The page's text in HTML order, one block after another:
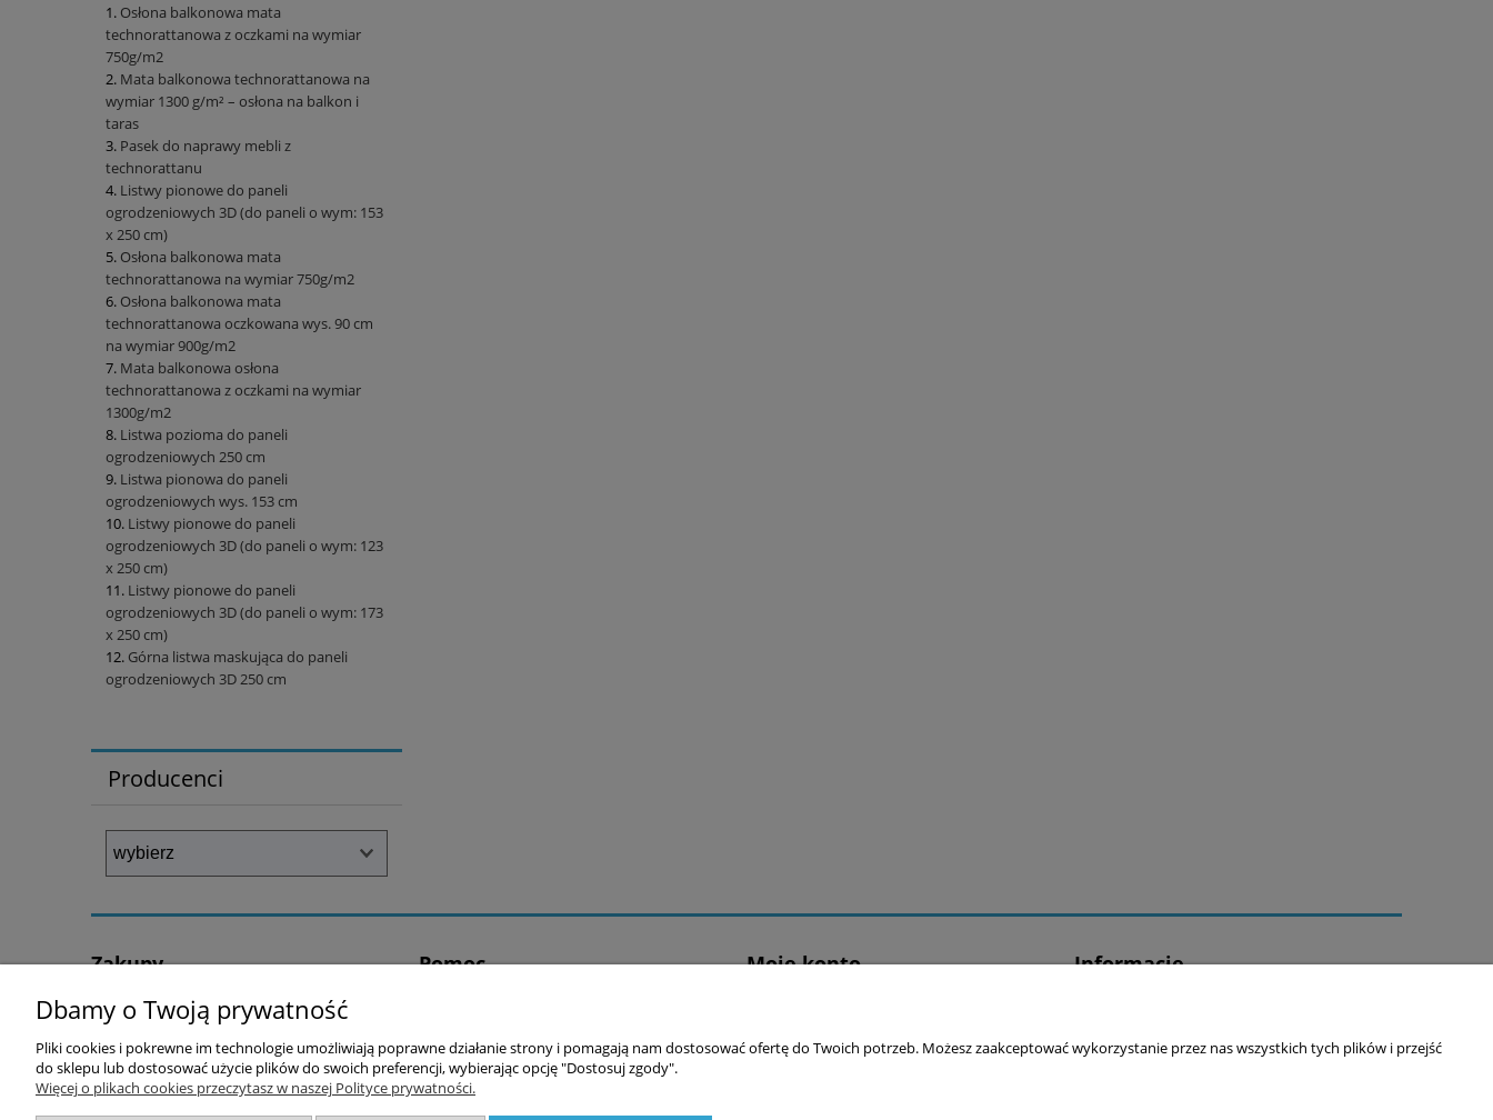
Osłona balkonowa mata
technorattanowa z oczkami na wymiar
750g/m2
Mata balkonowa technorattanowa na
wymiar 1300 g/m² – osłona na balkon i
taras
Pasek do naprawy mebli z
technorattanu
Listwy pionowe do paneli
ogrodzeniowych 3D (do paneli o wym: 153
x 250 cm)
Osłona balkonowa mata
technorattanowa na wymiar 750g/m2
Osłona balkonowa mata
technorattanowa oczkowana wys. 90 cm
na wymiar 900g/m2
Mata balkonowa osłona
technorattanowa z oczkami na wymiar
1300g/m2
Listwa pozioma do paneli
ogrodzeniowych 250 cm
Listwa pionowa do paneli
ogrodzeniowych wys. 153 cm
Listwy pionowe do paneli
ogrodzeniowych 3D (do paneli o wym: 123
x 250 cm)
Listwy pionowe do paneli
ogrodzeniowych 3D (do paneli o wym: 173
x 250 cm)
Górna listwa maskująca do paneli
ogrodzeniowych 3D 250 cm
Producenci
Zakupy
Czas realizacji zamówienia
Regulamin sklepu
Formy płatności
Pomoc
Polityka prywatności
Regulamin sklepu
Moje konto Informacje
Dbamy o Twoją prywatność
Pliki cookies i pokrewne im technologie umożliwiają poprawne działanie strony i pomagają nam dostosować ofertę do Twoich potrzeb. Możesz zaakceptować wykorzystanie przez nas wszystkich tych plików i przejść
do sklepu lub dostosować użycie plików do swoich preferencji, wybierając opcję "Dostosuj zgody".
Więcej o plikach cookies przeczytasz w naszej Polityce prywatności.